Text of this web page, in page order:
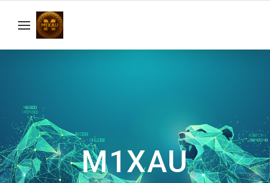
M1XAU